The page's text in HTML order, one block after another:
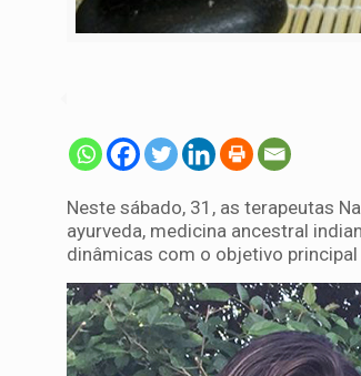
Neste sábado, 31, as terapeutas
ayurveda, medicina ancestral
dinâmicas com o objetivo principal